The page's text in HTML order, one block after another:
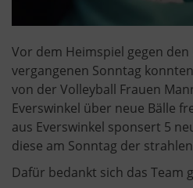
Vor dem Heimspiel gegen den
vergangenen Sonntag
von der Volleyball Frauen
Everswinkel über neue Bälle
aus Everswinkel sponsert 5
diese am Sonntag der
Dafür bedankt sich das Team